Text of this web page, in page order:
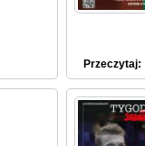
Przeczytaj: